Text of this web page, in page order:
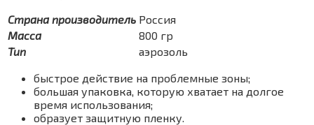
Страна производитель Россия
Масса
800 гр
Тип
аэрозоль
быстрое действие на проблемные зоны;
большая упаковка, которую хватает на долгое
время использования;
образует защитную пленку.